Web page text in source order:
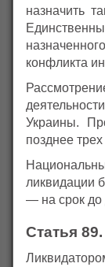
назначить
конфликта
Украины.
позднее
ликвидации
— на срок до
Статья